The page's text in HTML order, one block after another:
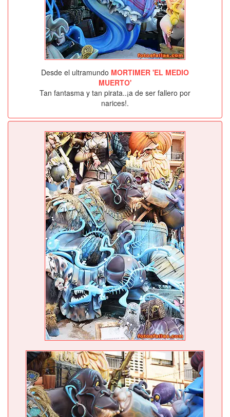
Desde el ultramundo MORTIMER 'EL MEDIO
MUERTO'
Tan fantasma y tan pirata..¡a de ser fallero por
narices!.